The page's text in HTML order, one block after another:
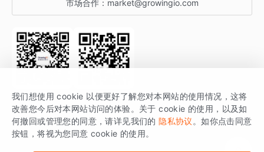
开发者文档
SDK 文档
场景指南
行业活动
市场合作： market@growingio.com
关注公众号 获取更多干货
GrowingIO 是专注于数据智能分析与增长的品牌，核心平台为 GrowingIO
分析云。
我们想使用 cookie 以便更好了解您对本网站的使用情况，这将
改善您今后对本网站访问的体验。关于 cookie 的使用，以及如
何撤回或管理您的同意，请详见我们的 隐私协议 。如你点击同意
按钮，将视为您同意 cookie 的使用。